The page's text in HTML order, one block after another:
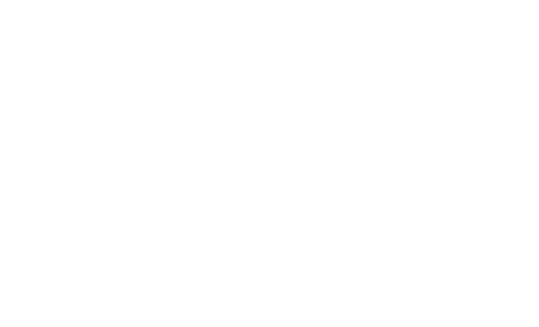
です。
ありません。
です。